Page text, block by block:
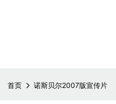
首页 诺斯贝尔2007版宣传片